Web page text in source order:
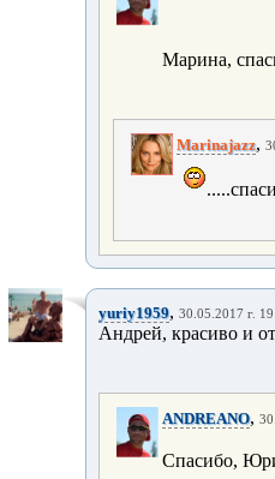
Марина,
Marinajazz,
yuriy1959, 30.05.2017 г.
Андрей, красиво и
ANDREANO,
Спасибо,